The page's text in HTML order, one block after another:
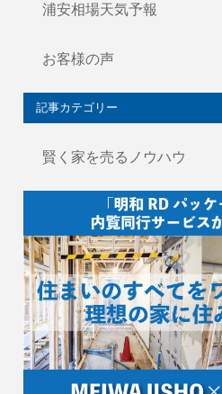
浦安相場天気予報
お客様の声
記事カテゴリー
賢く家を売るノウハウ